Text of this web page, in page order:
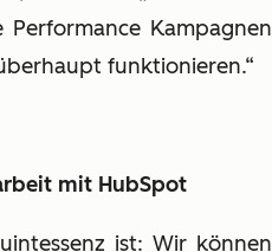
Kampagnen
funktionieren.“
mit HubSpot
ist: Wir können